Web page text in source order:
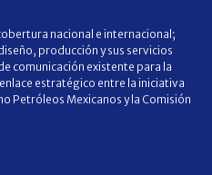
nacional e internacional;
producción y sus servicios
comunicación existente para la
estratégico entre la iniciativa
Petróleos Mexicanos y la Comisión